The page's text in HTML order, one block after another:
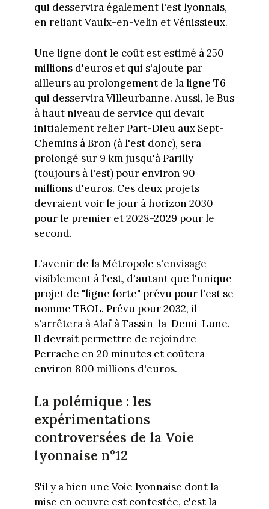
qui desservira également l'est lyonnais,
en reliant Vaulx-en-Velin et Vénissieux.
Une ligne dont le coût est estimé à 250
millions d'euros et qui s'ajoute par
ailleurs au prolongement de la ligne T6
qui desservira Villeurbanne. Aussi, le Bus
à haut niveau de service qui devait
initialement relier Part-Dieu aux Sept-
Chemins à Bron (à l'est donc), sera
prolongé sur 9 km jusqu'à Parilly
(toujours à l'est) pour environ 90
millions d'euros. Ces deux projets
devraient voir le jour à horizon 2030
pour le premier et 2028-2029 pour le
second.
L'avenir de la Métropole s'envisage
visiblement à l'est, d'autant que l'unique
projet de "ligne forte" prévu pour l'est se
nomme TEOL. Prévu pour 2032, il
s'arrêtera à Alaï à Tassin-la-Demi-Lune.
Il devrait permettre de rejoindre
Perrache en 20 minutes et coûtera
environ 800 millions d'euros.
La polémique : les
expérimentations
controversées de la Voie
lyonnaise n°12
S'il y a bien une Voie lyonnaise dont la
mise en oeuvre est contestée, c'est la